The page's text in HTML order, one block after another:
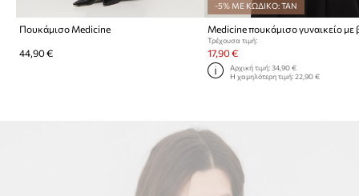
Πουκάμισο Medicine
44,90 €
-5% ΜΕ ΚΩΔΙΚΟ: TAN
Τρέχουσα τιμή:
17,90 €
Αρχική τιμή: 34,90 €
Η χαμηλότερη τιμή: 22,90 €